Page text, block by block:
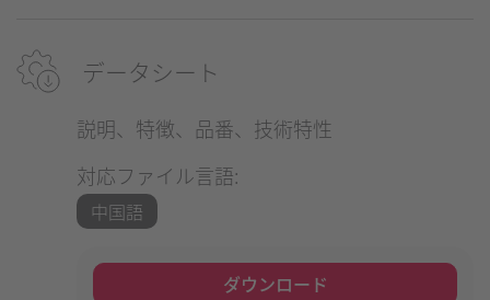
データシート
説明、特徴、品番、技術特性
対応ファイル言語:
中国語
ダウンロード